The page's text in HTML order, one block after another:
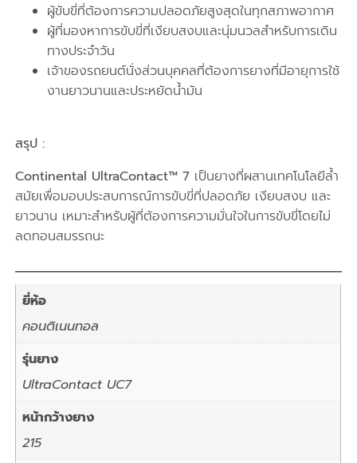
ผู้ขับขี่ที่ต้องการความปลอดภัยสูงสุดในทุกสภาพอากาศ
ผู้ที่มองหาการขับขี่ที่เงียบสงบและนุ่มนวลสำหรับการเดิน
ทางประจำวัน
เจ้าของรถยนต์นั่งส่วนบุคคลที่ต้องการยางที่มีอายุการใช้
งานยาวนานและประหยัดน้ำมัน
สรุป :
Continental UltraContact™ 7 เป็นยางที่ผสานเทคโนโลยีล้ำ
สมัยเพื่อมอบประสบการณ์การขับขี่ที่ปลอดภัย เงียบสงบ และ
ยาวนาน เหมาะสำหรับผู้ที่ต้องการความมั่นใจในการขับขี่โดยไม่
ลดทอนสมรรถนะ
ยี่ห้อ
คอนติเนนทอล
รุ่นยาง
UltraContact UC7
หน้ากว้างยาง
215